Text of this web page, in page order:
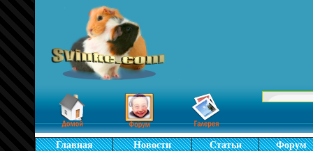
Главная Новости Статьи Форум